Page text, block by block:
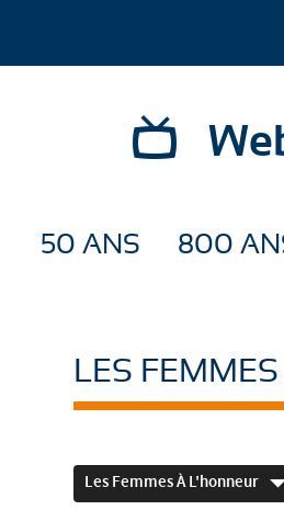
50 ANS 800
LES
Les Femmes À L'honneur